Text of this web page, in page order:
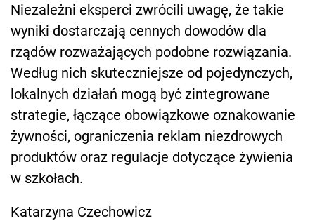
Niezależni eksperci zwrócili uwagę, że takie
wyniki dostarczają cennych dowodów dla
rządów rozważających podobne rozwiązania.
Według nich skuteczniejsze od pojedynczych,
lokalnych działań mogą być zintegrowane
strategie, łączące obowiązkowe oznakowanie
żywności, ograniczenia reklam niezdrowych
produktów oraz regulacje dotyczące żywienia
w szkołach.
Katarzyna Czechowicz